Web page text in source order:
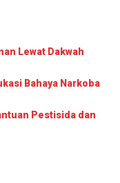
Lewat Dakwah
Bahaya Narkoba
Pestisida dan